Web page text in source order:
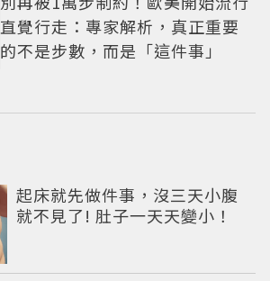
直覺行走：專家解析，真正重要
的不是步數，而是「這件事」
起床就先做件事，沒三天小腹
就不見了! 肚子一天天變小！